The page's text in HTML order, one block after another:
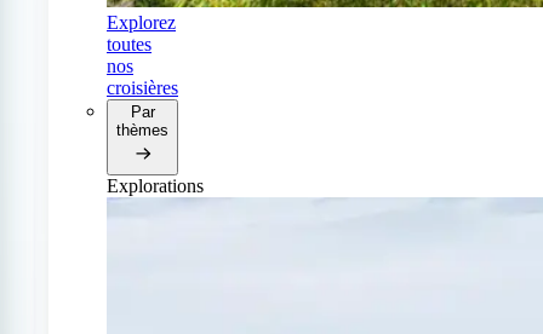
Explorez
toutes
nos
croisières
Par
thèmes
Explorations